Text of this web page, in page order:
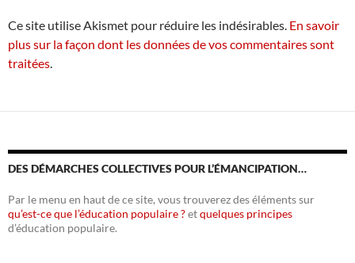
Ce site utilise Akismet pour réduire les indésirables. En savoir
plus sur la façon dont les données de vos commentaires sont
traitées
DES DÉMARCHES COLLECTIVES POUR L’ÉMANCIPATION…
Par le menu en haut de ce site, vous trouverez des éléments sur
qu’est-ce que l’éducation populaire ?etquelques principes
d’éducation populaire.